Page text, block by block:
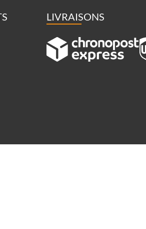
LIVRAISONS